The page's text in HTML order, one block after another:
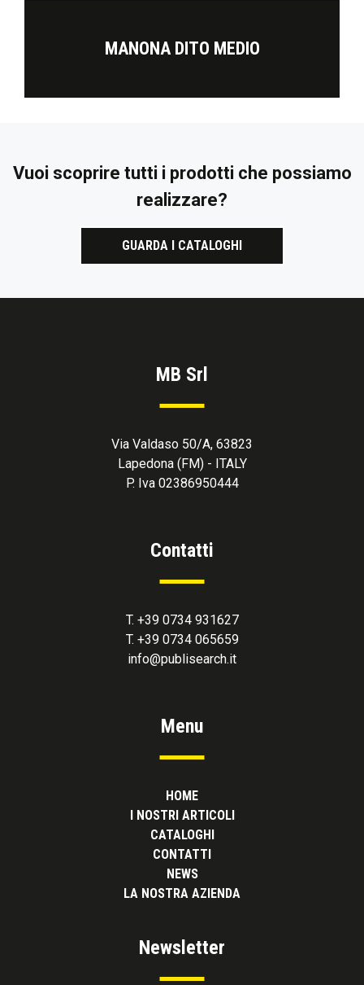
MANONA DITO MEDIO
Vuoi scoprire tutti i prodotti che possiamo
realizzare?
GUARDA I CATALOGHI
MB Srl
Via Valdaso 50/A, 63823
Lapedona (FM) - ITALY
P. Iva 02386950444
Contatti
T. +39 0734 931627
T. +39 0734 065659
info@publisearch.it
Menu
HOME
I NOSTRI ARTICOLI
CATALOGHI
CONTATTI
NEWS
LA NOSTRA AZIENDA
Newsletter